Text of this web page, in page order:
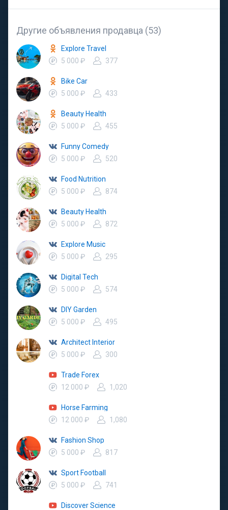
Другие объявления продавца (53)
Explore Travel
5 000 ₽
377
Bike Car
5 000 ₽
433
Beauty Health
5 000 ₽
455
Funny Comedy
5 000 ₽
520
Food Nutrition
5 000 ₽
874
Beauty Health
5 000 ₽
872
Explore Music
5 000 ₽
295
Digital Tech
5 000 ₽
574
DIY Garden
5 000 ₽
495
Architect Interior
5 000 ₽
300
Trade Forex
12 000 ₽
1,020
Horse Farming
12 000 ₽
1,080
Fashion Shop
5 000 ₽
817
Sport Football
5 000 ₽
741
Discover Science